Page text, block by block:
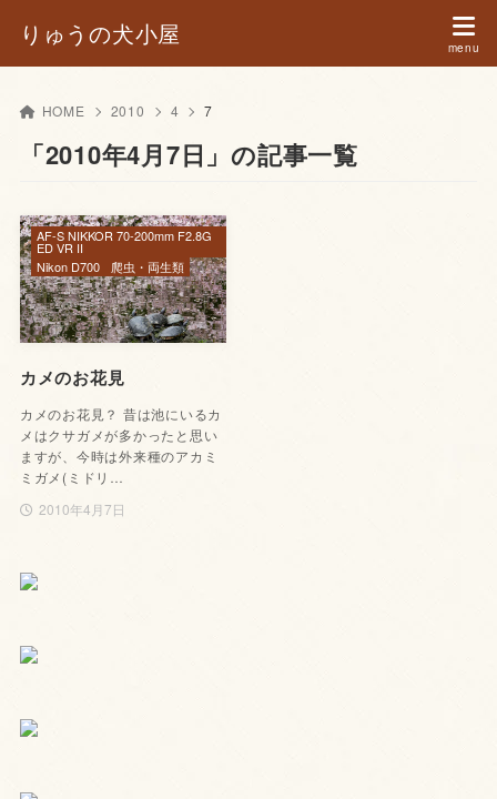
りゅうの犬小屋
HOME 2010 4 7
「2010年4月7日」の記事一覧
カメのお花見
カメのお花見？ 昔は池にいるカ
メはクサガメが多かったと思い
ますが、今時は外来種のアカミ
ミガメ(ミドリ…
2010年4月7日
AF-S NIKKOR 70-200mm F2.8G
ED VR II
Nikon D700
爬虫・両生類